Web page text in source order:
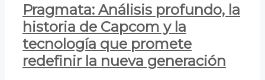
Pragmata: Análisis profundo, la
historia de Capcom y la
tecnología que promete
redefinir la nueva generación